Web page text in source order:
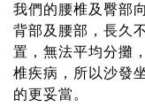
我們的腰椎及臀部
背部及腰部，長久
置，無法平均分攤
椎疾病，所以沙發
的更妥當。